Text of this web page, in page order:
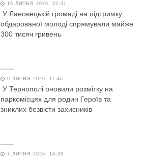
16 ЛИПНЯ 2026, 22:31
У Лановецькій громаді на підтримку
обдарованої молоді спрямували майже
300 тисяч гривень
9 ЛИПНЯ 2026, 11:46
У Тернополі оновили розмітку на
паркомісцях для родин Героїв та
зниклих безвісти захисників
7 ЛИПНЯ 2026, 14:39